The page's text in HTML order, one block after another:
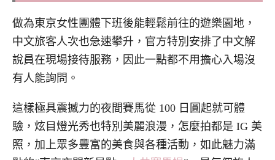
做為東京女性團體下班後能輕鬆前往的遊樂園地，
中文旅客人次也急速攀升，官方特別安排了中文解
說員在現場接待服務，因此一點都不用擔心入場沒
有人能詢問。
這樣極具震撼力的夜間賽馬從 100 日圓起就可體
驗，炫目燈光秀也特別美麗浪漫，怎麼拍都是 IG 美
照，加上眾多豐富的美食與各種活動，如此魅力滿